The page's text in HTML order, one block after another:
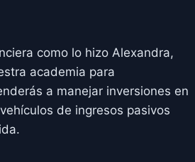
como lo hizo Alexandra,
academia para
a manejar inversiones en
de ingresos pasivos